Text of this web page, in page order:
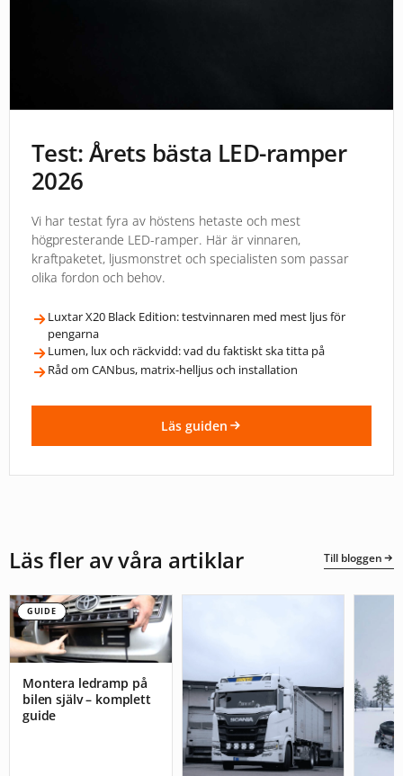
Test: Årets bästa LED-ramper
2026
Vi har testat fyra av höstens hetaste och mest
högpresterande LED-ramper. Här är vinnaren,
kraftpaketet, ljusmonstret och specialisten som passar
olika fordon och behov.
Luxtar X20 Black Edition: testvinnaren med mest ljus för
pengarna
Lumen, lux och räckvidd: vad du faktiskt ska titta på
Råd om CANbus, matrix-helljus och installation
Läs guiden
Läs fler av våra artiklar Till bloggen
GUIDE
Montera ledramp på
bilen själv – komplett
guide